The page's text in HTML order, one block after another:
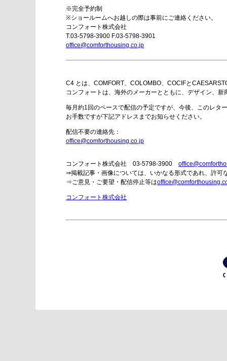
※完全予約制
※ショールームへお越しの際は事前にご連絡ください。
コンフォート株式会社
T.03-5798-3900 F.03-5798-3901
office@comforthousing.co,jp
C4 とは、COMFORT、COLOMBO、COCIFと
コンフォートは、海外のメーカーとともに、デザイン、
毎月約1回のペースで配信の予定ですが、今後、このレタ
お手数ですが下記アドレスまでお知らせください。
配信不要の連絡先：
office@comforthousing.co.jp
コンフォート株式会社 03-5798-3900
⇒掲載記事・画像については、いかなる形式であれ、許可
⇒ご意見・ご要望・配信停止等は
コンフォート株式会社